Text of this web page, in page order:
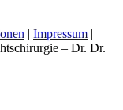
| Impressum |
– Dr. Dr.